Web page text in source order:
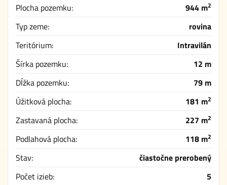
Plocha pozemku:
944 m2
Typ zeme:
rovina
Teritórium:
Intravilán
Šírka pozemku:
12 m
Dĺžka pozemku:
79 m
Úžitková plocha:
181 m2
Zastavaná plocha: 227 m2
Podlahová plocha: 118 m2
Stav:
čiastočne prerobený
Počet izieb:
5